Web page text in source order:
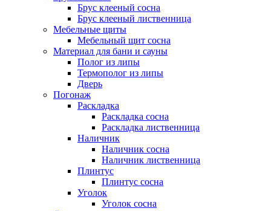
Брус клееный сосна
Брус клееный лиственница
Мебельные щиты
Мебельный щит сосна
Материал для бани и сауны
Полог из липы
Термополог из липы
Дверь
Погонаж
Раскладка
Раскладка сосна
Раскладка лиственница
Наличник
Наличник сосна
Наличник лиственница
Плинтус
Плинтус сосна
Уголок
Уголок сосна